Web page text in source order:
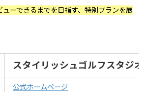
ューできるまでを目指す、特別プランを展
スタイリッシュゴルフスタジオ
公式ホームページ